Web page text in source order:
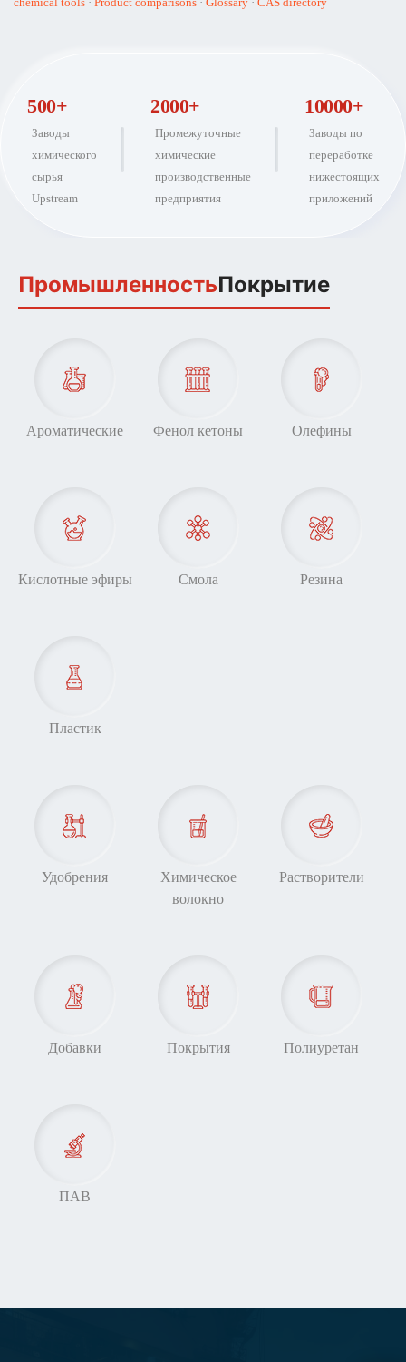
500+
Заводы
химического
сырья
Upstream
2000+
Промежуточные
химические
производственные
предприятия
10000+
Заводы по
переработке
нижестоящих
приложений
ПромышленностьПокрытие
Ароматические Фенол кетоны Олефины
Кислотные эфиры Смола Резина
Пластик
Удобрения
Химическое
волокно
Растворители
Добавки Покрытия Полиуретан
ПАВ